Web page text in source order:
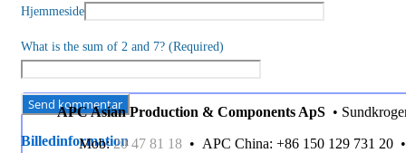
Hjemmeside
What is the sum of 2 and 7? (Required)
Billedinformation
APC Asian Production & Components ApS •
Mob:20 47 81 18 • APC China: +86 150 129 731 20